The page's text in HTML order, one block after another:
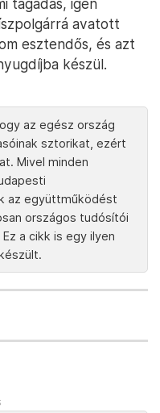
doktornő
volt a
között.
hozzájuk
rendelést
A beteg
dr. Zsilavi Fábián
is fest a kérdés ott,
tagadás, igen
avatott
esztendős, és azt
készül.
az egész ország